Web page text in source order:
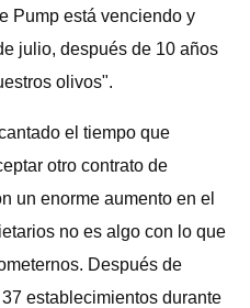
Pump está venciendo y
julio, después de 10 años
olivos".
el tiempo que
otro contrato de
un enorme aumento en el
no es algo con lo que
Después de
establecimientos durante